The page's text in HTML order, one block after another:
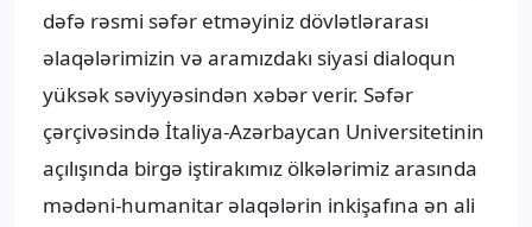
dəfə rəsmi səfər etməyiniz dövlətlərarası
əlaqələrimizin və aramızdakı siyasi dialoqun
yüksək səviyyəsindən xəbər verir. Səfər
çərçivəsində İtaliya-Azərbaycan Universitetinin
açılışında birgə iştirakımız ölkələrimiz arasında
mədəni-humanitar əlaqələrin inkişafına ən ali